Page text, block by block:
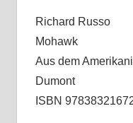
Richard Russo
Mohawk
Aus dem
Dumont
ISBN